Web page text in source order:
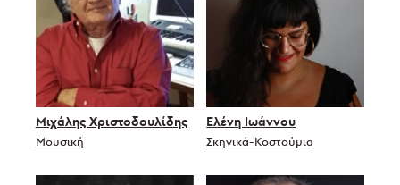
Μιχάλης Χριστοδουλίδης
Μουσική
Ελένη Ιωάννου
Σκηνικά-Κοστούμια